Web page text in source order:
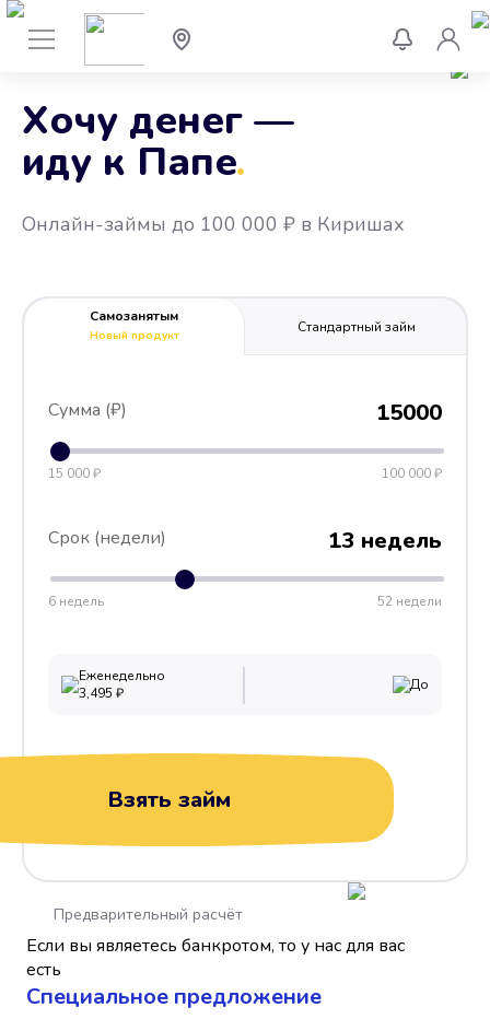
Хочу денег —
иду к Папе
.
Онлайн-займы до 100 000 ₽ в Киришах
Самозанятым
Новый продукт
Стандартный займ
Сумма (₽) 15000
15 000 ₽ 100 000 ₽
Срок (недели) 13 недель
6 недель 52 недели
Еженедельно
3,495 ₽ До
Взять займ
Если вы являетесь банкротом, то у нас для вас
есть
Cпециальное предложение
Предварительный расчёт